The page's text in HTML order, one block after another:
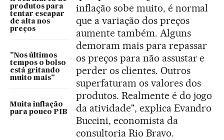
produtos para
tentar escapar
de alta nos
preços
"Nos últimos
tempos o bolso
está gritando
muito mais"
Muita inflação
para pouco PIB
inflação sobe muito, é normal
que a variação dos preços
aumente também. Alguns
demoram mais para repassar
os preços para não assustar e
perder os clientes. Outros
superfaturam os valores dos
produtos. Realmente é do jogo
da atividade", explica Evandro
Buccini, economista da
consultoria Rio Bravo.